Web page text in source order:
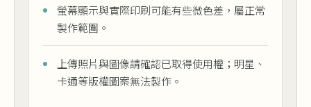
螢幕顯示與實際印刷可能有些微色差，屬正常
製作範圍。
上傳照片與圖像請確認已取得使用權；明星、
卡通等版權圖案無法製作。